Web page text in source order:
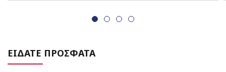
ΕΙΔΑΤΕ ΠΡΟΣΦΑΤΑ